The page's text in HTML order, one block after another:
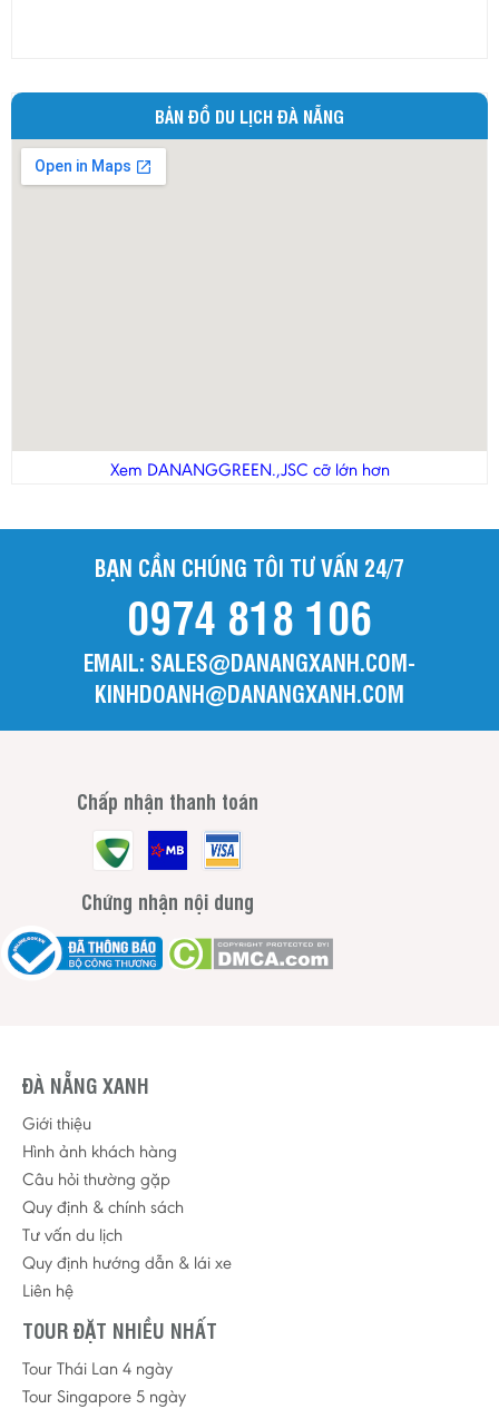
BẢN ĐỒ DU LỊCH ĐÀ NẴNG
Xem DANANGGREEN.,JSC cỡ lớn hơn
BẠN CẦN CHÚNG TÔI TƯ VẤN 24/7
0974 818 106
EMAIL: SALES@DANANGXANH.COM-
KINHDOANH@DANANGXANH.COM
Chấp nhận thanh toán
Chứng nhận nội dung
ĐÀ NẴNG XANH
Giới thiệu
Hình ảnh khách hàng
Câu hỏi thường gặp
Quy định & chính sách
Tư vấn du lịch
Quy định hướng dẫn & lái xe
Liên hệ
TOUR ĐẶT NHIỀU NHẤT
Tour Thái Lan 4 ngày
Tour Singapore 5 ngày